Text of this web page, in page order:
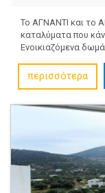
Το ΑΓΝΑΝΤΙ και το
καταλύματα που
Ενοικιαζόμενα
περισσότερα